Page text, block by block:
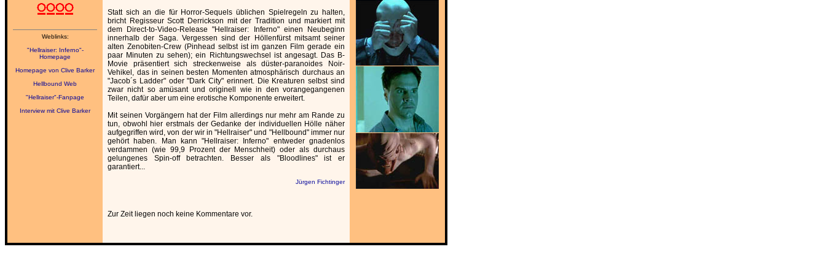
Weblinks:
"Hellraiser: Inferno"-
Homepage
Homepage von Clive Barker
Hellbound Web
"Hellraiser"-Fanpage
Interview mit Clive Barker
Statt sich an die für Horror-Sequels üblichen Spielregeln zu halten,
bricht Regisseur Scott Derrickson mit der Tradition und markiert mit
dem Direct-to-Video-Release "Hellraiser: Inferno" einen Neubeginn
innerhalb der Saga. Vergessen sind der Höllenfürst mitsamt seiner
alten Zenobiten-Crew (Pinhead selbst ist im ganzen Film gerade ein
paar Minuten zu sehen); ein Richtungswechsel ist angesagt. Das B-
Movie präsentiert sich streckenweise als düster-paranoides Noir-
Vehikel, das in seinen besten Momenten atmosphärisch durchaus an
"Jacob´s Ladder" oder "Dark City" erinnert. Die Kreaturen selbst sind
zwar nicht so amüsant und originell wie in den vorangegangenen
Teilen, dafür aber um eine erotische Komponente erweitert.
Mit seinen Vorgängern hat der Film allerdings nur mehr am Rande zu
tun, obwohl hier erstmals der Gedanke der individuellen Hölle näher
aufgegriffen wird, von der wir in "Hellraiser" und "Hellbound" immer nur
gehört haben. Man kann "Hellraiser: Inferno" entweder gnadenlos
verdammen (wie 99,9 Prozent der Menschheit) oder als durchaus
gelungenes Spin-off betrachten. Besser als "Bloodlines" ist er
garantiert...
Jürgen Fichtinger
Zur Zeit liegen noch keine Kommentare vor.